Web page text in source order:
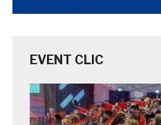
EVENT CLIC